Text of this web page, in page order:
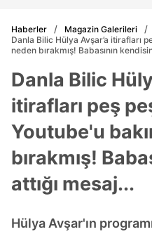
Haberler
Magazin Galerileri
Danla Bilic Hülya Avşar’a itirafları
neden bırakmış! Babasının
Danla Bilic
itirafları peş
Youtube'u
bırakmış!
attığı mesaj...
Hülya Avşar'ın